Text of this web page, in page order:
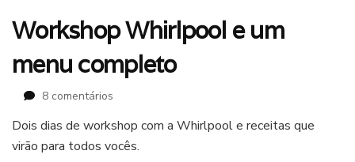
Workshop Whirlpool e um
menu completo
8 comentários
Whirlpool
e
Dois dias de workshop com a Whirlpool e receitas que
virão para todos vocês.